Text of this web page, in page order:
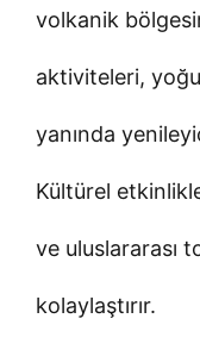
volkanik
aktiviteleri,
yanında
Kültürel
ve uluslararası
kolaylaştırır.